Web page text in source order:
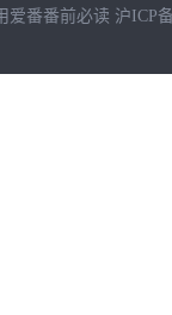
爱番番前必读 沪ICP